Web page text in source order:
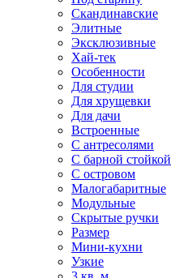
Скандинавские
Элитные
Эксклюзивные
Хай-тек
Особенности
Для студии
Для хрущевки
Для дачи
Встроенные
С антресолями
С барной стойкой
С островом
Малогабаритные
Модульные
Скрытые ручки
Размер
Мини-кухни
Узкие